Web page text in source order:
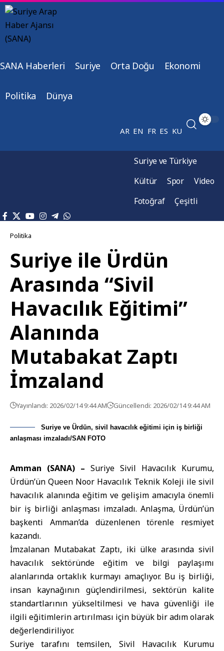
SANA Haberleri Suriye Orta Doğu Ekonomi
Politika Dünya
AR EN FR ES KU
Suriye ve Türkiye
Kültür
Spor
Video
Fotoğraf
Çeşitli
Politika
Suriye ile Ürdün
Arasında “Sivil
Havacılık Eğitimi”
Alanında
Mutabakat Zaptı
İmzaland
Yayınlandı: 2026/02/14 9:44 AM Güncellendi: 2026/02/14 9:44 AM
Suriye ve Ürdün, sivil havacılık eğitimi için iş birliği
anlaşması imzaladı/SAN FOTO
Amman (SANA) – Suriye Sivil Havacılık Kurumu,
Ürdün’ün Queen Noor Havacılık Teknik Koleji ile sivil
havacılık alanında eğitim ve gelişim amacıyla önemli
bir iş birliği anlaşması imzaladı. Anlaşma, Ürdün’ün
başkenti Amman’da düzenlenen törenle resmiyet
kazandı.
İmzalanan Mutabakat Zaptı, iki ülke arasında sivil
havacılık sektöründe eğitim ve bilgi paylaşımı
alanlarında ortaklık kurmayı amaçlıyor. Bu iş birliği,
insan kaynağının güçlendirilmesi, sektörün kalite
standartlarının yükseltilmesi ve hava güvenliği ile
ilgili eğitimlerin artırılması için büyük bir adım olarak
değerlendiriliyor.
Suriye tarafını temsilen, Sivil Havacılık Kurumu